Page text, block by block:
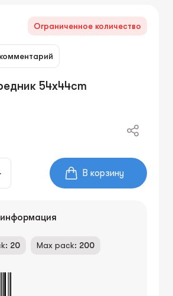
Ограниченное количество
54x44cm
В корзину
20 Max pack: 200